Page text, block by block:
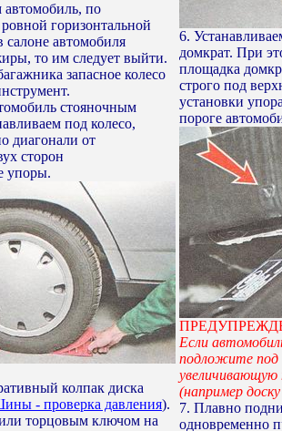
автомобиль, по
горизонтальной
автомобиля
то им следует выйти.
запасное колесо
стояночным
под колесо,
диагонали от
сторон
упоры.
колпак диска
- проверка давления).
торцовым ключом на
6.
домкрат. При
площадка
строго под
установки
пороге
Если
подложите под
(например
7. Плавно
одновременно